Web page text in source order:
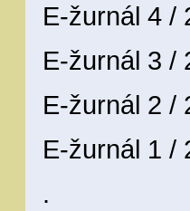
E-žurnál 4 /
E-žurnál 3 /
E-žurnál 2 /
E-žurnál 1 /
.